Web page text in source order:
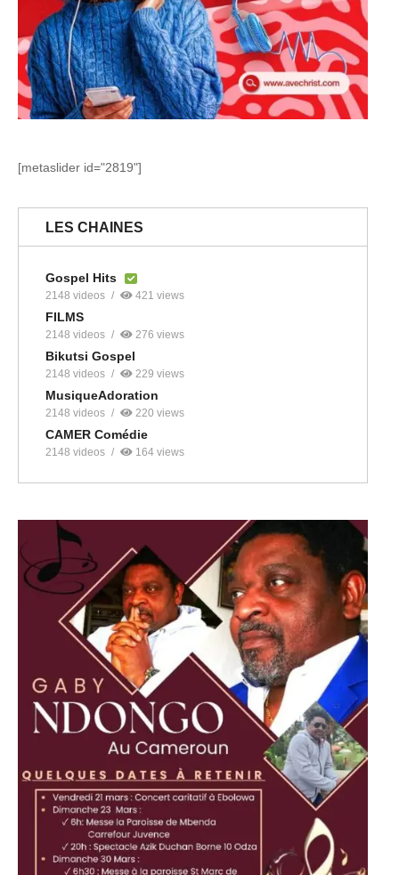
[metaslider id="2819"]
LES CHAINES
Gospel Hits
2148 videos 421 views
FILMS
2148 videos 276 views
Bikutsi Gospel
2148 videos 229 views
MusiqueAdoration
2148 videos 220 views
CAMER Comédie
2148 videos 164 views